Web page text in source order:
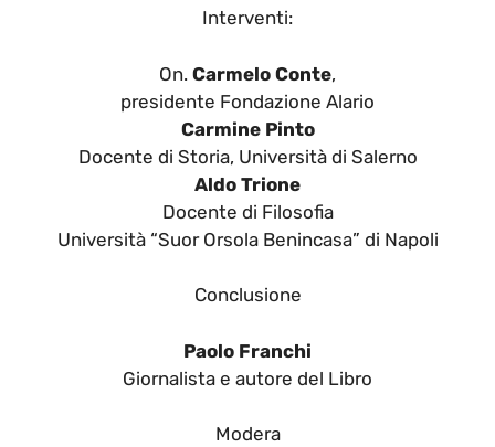
Interventi:
On. Carmelo Conte,
presidente Fondazione Alario
Carmine Pinto
Docente di Storia, Università di Salerno
Aldo Trione
Docente di Filosofia
Università “Suor Orsola Benincasa” di Napoli
Conclusione
Paolo Franchi
Giornalista e autore del Libro
Modera